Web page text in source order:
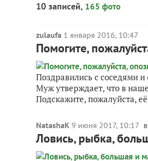
10 записей, 165 фото
zulaufa 1 января 2016, 10:47
Помогите,
Поздравились с соседями
Муж утверждает, что в
Подскажите, пожалуйста,
NatashaK 9 июня 2017, 10:17
Ловись, рыбка,